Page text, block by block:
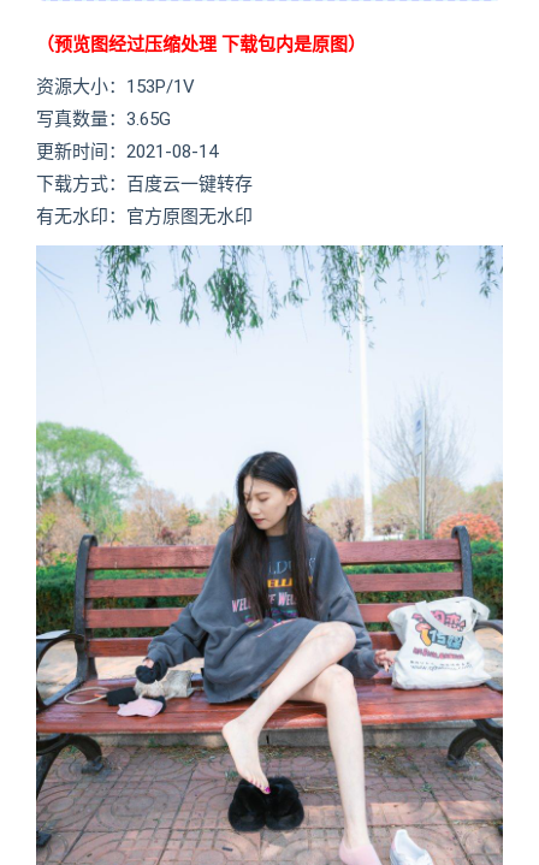
（预览图经过压缩处理 下载包内是原图）
资源大小：153P/1V
写真数量：3.65G
更新时间：2021-08-14
下载方式：百度云一键转存
有无水印：官方原图无水印